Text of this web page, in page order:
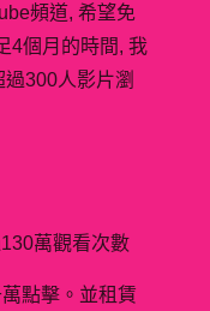
頻道, 希望免
4個月的時間, 我
300人影片瀏
萬觀看次數
點擊。並租賃